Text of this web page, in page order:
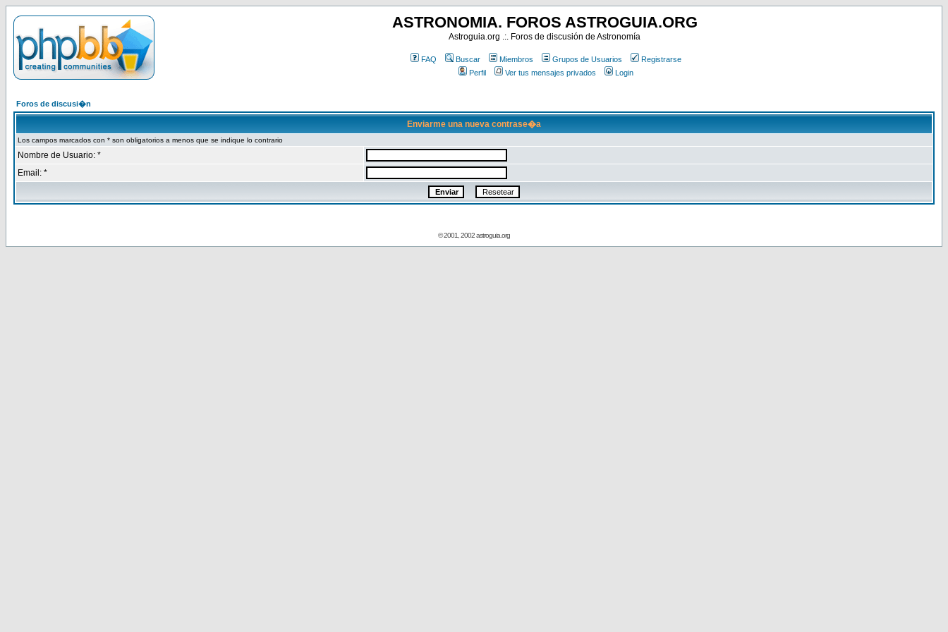
ASTRONOMIA. FOROS ASTROGUIA.ORG
Astroguia.org .:. Foros de discusión de Astronomía
FAQ Buscar Miembros Grupos de Usuarios
Registrarse
Perfil
Ver tus mensajes privados Login
Foros de discusi�n
Enviarme una nueva contrase�a
Los campos marcados con * son obligatorios a menos que se indique lo contrario
Nombre de Usuario: *
Email: *
© 2001, 2002 astroguia.org